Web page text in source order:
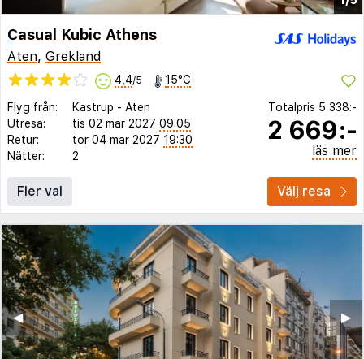
Casual Kubic Athens
Aten, Grekland
4,4/5 15°C
Flyg från: Kastrup - Aten
Utresa:
tis 02 mar 2027 09:05
Retur:
tor 04 mar 2027 19:30
Nätter:
2
Totalpris 5 338:-
2 669:-
läs mer
Fler val Välj resa
▶︎
◀︎